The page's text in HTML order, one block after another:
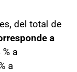
del total de
a
a
a